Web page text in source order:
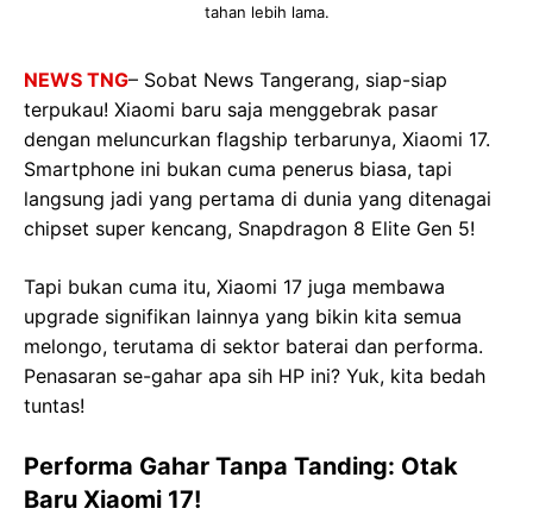
tahan lebih lama.
NEWS TNG– Sobat News Tangerang, siap-siap
terpukau! Xiaomi baru saja menggebrak pasar
dengan meluncurkan flagship terbarunya, Xiaomi 17.
Smartphone ini bukan cuma penerus biasa, tapi
langsung jadi yang pertama di dunia yang ditenagai
chipset super kencang, Snapdragon 8 Elite Gen 5!
Tapi bukan cuma itu, Xiaomi 17 juga membawa
upgrade signifikan lainnya yang bikin kita semua
melongo, terutama di sektor baterai dan performa.
Penasaran se-gahar apa sih HP ini? Yuk, kita bedah
tuntas!
Performa Gahar Tanpa Tanding: Otak
Baru Xiaomi 17!